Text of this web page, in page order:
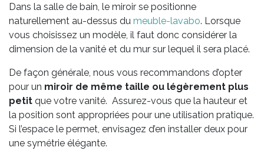
Dans la salle de bain, le miroir se positionne
naturellement au-dessus du meuble-lavabo. Lorsque
vous choisissez un modèle, il faut donc considérer la
dimension de la vanité et du mur sur lequel il sera placé.
De façon générale, nous vous recommandons d’opter
pour un miroir de même taille ou légèrement plus
petit que votre vanité. Assurez-vous que la hauteur et
la position sont appropriées pour une utilisation pratique.
Si l’espace le permet, envisagez d’en installer deux pour
une symétrie élégante.